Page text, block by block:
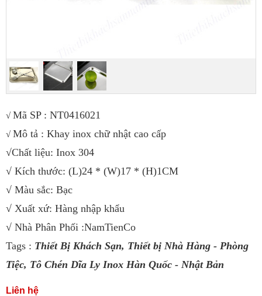
√ Mã SP : NT0416021
√ Mô tả : Khay inox chữ nhật cao cấp
√Chất liệu: Inox 304
√ Kích thước: (L)24 * (W)17 * (H)1CM
√ Màu sắc: Bạc
√ Xuất xứ: Hàng nhập khẩu
√ Nhà Phân Phối :NamTienCo
Tags : Thiết Bị Khách Sạn, Thiết bị Nhà Hàng - Phòng
Tiệc, Tô Chén Dĩa Ly Inox Hàn Quốc - Nhật Bản
Liên hệ